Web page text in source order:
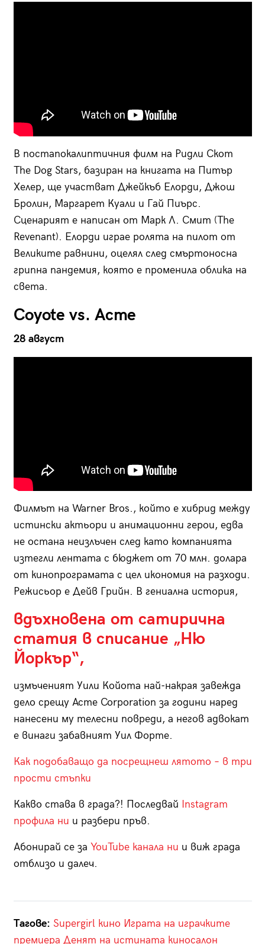
В постапокалиптичния филм на Ридли Скот
The Dog Stars, базиран на книгата на Питър
Хелер, ще участват Джейкъб Елорди, Джош
Бролин, Маргарет Куали и Гай Пиърс.
Сценарият е написан от Марк Л. Смит (The
Revenant). Елорди играе ролята на пилот от
Великите равнини, оцелял след смъртоносна
грипна пандемия, която е променила облика на
света.
Coyote vs. Acme
28 август
Филмът на Warner Bros., който е хибрид между
истински актьори и анимационни герои, едва
не остана неизлъчен след като компанията
изтегли лентата с бюджет от 70 млн. долара
от кинопрограмата с цел икономия на разходи.
Режисьор е Дейв Грийн. В гениална история,
вдъхновена от сатирична
статия в списание „Ню
Йоркър“,
измъченият Уили Койота най-накрая завежда
дело срещу Acme Corporation за години наред
нанесени му телесни повреди, а негов адвокат
е винаги забавният Уил Форте.
Как подобаващо да посрещнеш лятото – в три
прости стъпки
Какво става в града?! Последвай Instagram
профила ни и разбери пръв.
Абонирай се за YouTube канала ни и виж града
отблизо и далеч.
Тагове: Supergirl кино Играта на играчките
премиера Денят на истината киносалон